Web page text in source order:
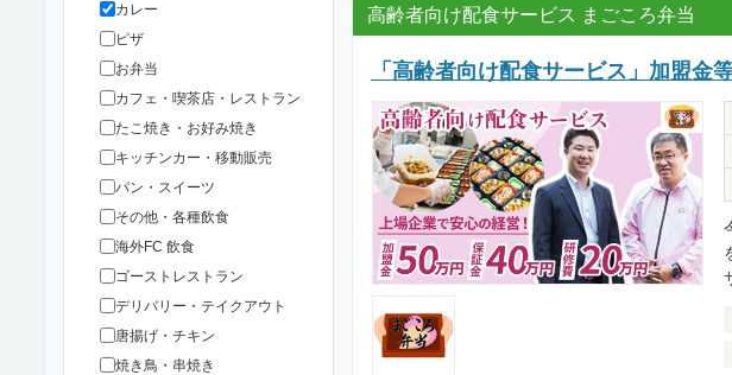
カレー
ピザ
お弁当
カフェ・喫茶店・レストラン
たこ焼き・お好み焼き
キッチンカー・移動販売
パン・スイーツ
その他・各種飲食
海外FC 飲食
ゴーストレストラン
デリバリー・テイクアウト
唐揚げ・チキン
焼き鳥・串焼き
高齢者向け配食サービス まごころ弁当
「高齢者向け配食サービス」加盟金